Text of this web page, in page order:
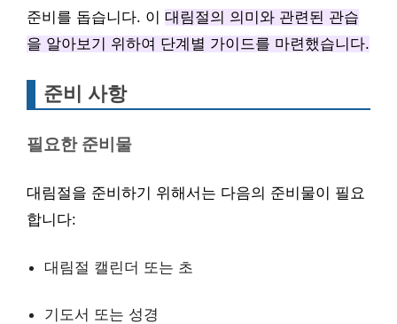
준비를 돕습니다. 이 대림절의 의미와 관련된 관습
을 알아보기 위하여 단계별 가이드를 마련했습니다.
준비 사항
필요한 준비물
대림절을 준비하기 위해서는 다음의 준비물이 필요
합니다:
대림절 캘린더 또는 초
기도서 또는 성경